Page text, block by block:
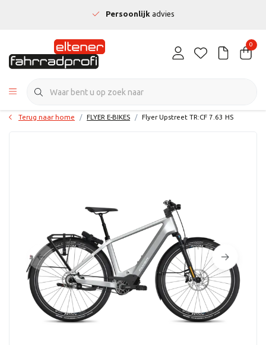
Persoonlijkadvies
0
Terug naar home FLYER E-BIKES Flyer Upstreet TR:CF 7.63 HS